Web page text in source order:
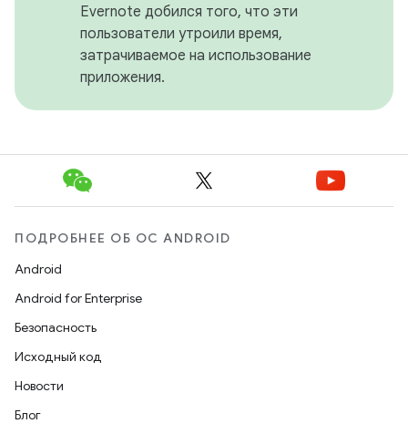
Evernote добился того, что эти
пользователи утроили время,
затрачиваемое на использование
приложения.
ПОДРОБНЕЕ ОБ ОС ANDROID
Android
Android for Enterprise
Безопасность
Исходный код
Новости
Блог